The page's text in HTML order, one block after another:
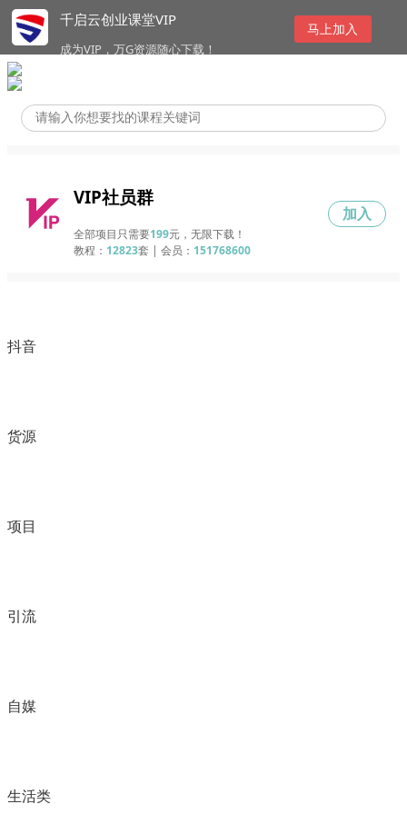
千启云创业课堂VIP
成为VIP，万G资源随心下载！
马上加入
VIP社员群
全部项目只需要199元，无限下载！
教程： 12823套 | 会员： 151768600
加入
抖音
货源
项目
引流
自媒
生活类